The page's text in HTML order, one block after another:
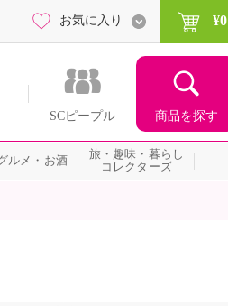
SCピープル 商品を探す
お気に入り ¥0
ルメ・お酒
旅・趣味・暮らし
コレクターズ